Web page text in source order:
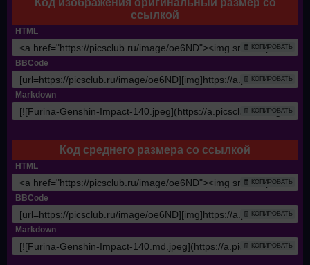
Код изображения оригинальный размер со
ссылкой
HTML
🧾 КОПИРОВАТЬ
BBCode
🧾 КОПИРОВАТЬ
Markdown
🧾 КОПИРОВАТЬ
Код среднего размера со ссылкой
HTML
🧾 КОПИРОВАТЬ
BBCode
🧾 КОПИРОВАТЬ
Markdown
🧾 КОПИРОВАТЬ